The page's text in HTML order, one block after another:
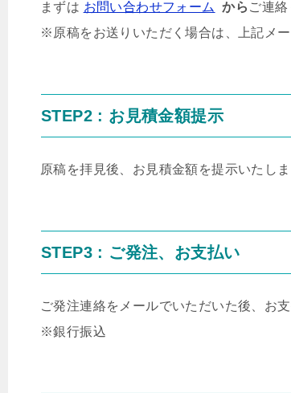
まずは お問い合わせフォーム から ご連絡
※原稿をお送りいただく場合は、上記メ
STEP2 : お見積金額提示
原稿を拝見後、お見積金額を提示いたしま
STEP3 : ご発注、お支払い
ご発注連絡をメールでいただいた後、お
※銀行振込